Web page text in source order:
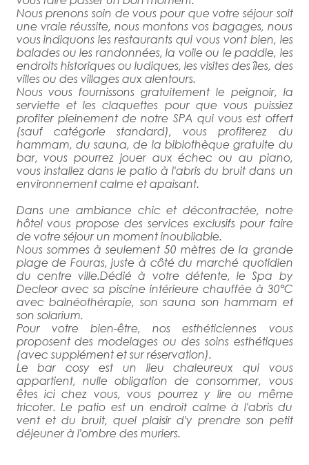
Nous prenons soin de vous pour que votre séjour soit
une vraie réussite, nous montons vos bagages, nous
vous indiquons les restaurants qui vous vont bien, les
balades ou les randonnées, la voile ou le paddle, les
endroits historiques ou ludiques, les visites des îles, des
villes ou des villages aux alentours.
Nous vous fournissons gratuitement le peignoir, la
serviette et les claquettes pour que vous puissiez
profiter pleinement de notre SPA qui vous est offert
(sauf catégorie standard), vous profiterez du
hammam, du sauna, de la biblothèque gratuite du
bar, vous pourrez jouer aux échec ou au piano,
vous installez dans le patio à l'abris du bruit dans un
environnement calme et apaisant.
Dans une ambiance chic et décontractée, notre
hôtel vous propose des services exclusifs pour faire
de votre séjour un moment inoubliable.
Nous sommes à seulement 50 mètres de la grande
plage de Fouras, juste à côté du marché quotidien
du centre ville.Dédié à votre détente, le Spa by
Decleor avec sa piscine intérieure chauffée à 30°C
avec balnéothérapie, son sauna son hammam et
son solarium.
Pour votre bien-être, nos esthéticiennes vous
proposent des modelages ou des soins esthétiques
(avec supplément et sur réservation).
Le bar cosy est un lieu chaleureux qui vous
appartient, nulle obligation de consommer, vous
êtes ici chez vous, vous pourrez y lire ou même
tricoter. Le patio est un endroit calme à l'abris du
vent et du bruit, quel plaisir d'y prendre son petit
déjeuner à l'ombre des muriers.